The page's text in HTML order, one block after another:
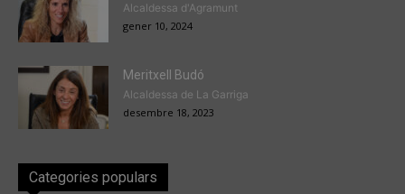
Alcaldessa d'Agramunt
gener 10, 2024
Meritxell Budó
Alcaldessa de La Garriga
desembre 18, 2023
Categories populars